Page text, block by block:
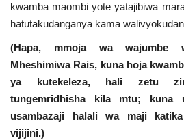
kwamba maombi yote yatajibiwa
hatutakudanganya kama
(Hapa, mmoja wa wajumbe
Mheshimiwa Rais, kuna hoja
ya kutekeleza, hali zetu
tungemridhisha kila mtu; kuna
usambazaji halali wa maji
vijijini.)